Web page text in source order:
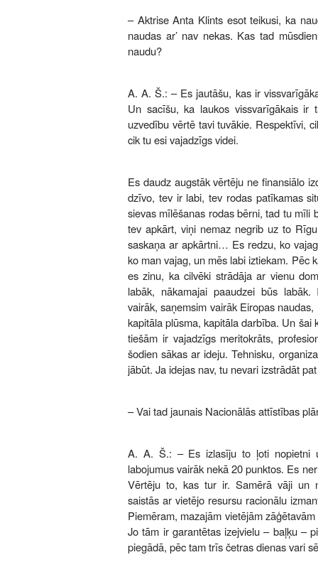
– Aktrise Anta Klints esot teikusi, ka
naudas ar’ nav nekas. Kas tad
naudu?
A. A. Š.: – Es jautāšu, kas ir
Un sacīšu, ka laukos vissvarīgākais ir
uzvedību vērtē tavi tuvākie. Respektīvi,
cik tu esi vajadzīgs videi.
Es daudz augstāk vērtēju ne finansiālo
dzīvo, tev ir labi, tev rodas patīkamas
sievas mīlēšanas rodas bērni, tad tu mīli
tev apkārt, viņi nemaz negrib uz to
saskaņa ar apkārtni… Es redzu, ko
ko man vajag, un mēs labi iztiekam. Pēc
es zinu, ka cilvēki strādāja ar vienu
labāk, nākamajai paaudzei būs
vairāk, saņemsim vairāk Eiropas
kapitāla plūsma, kapitāla darbība. Un šai
tiešām ir vajadzīgs meritokrāts,
šodien sākas ar ideju. Tehnisku,
jābūt. Ja idejas nav, tu nevari izstrādāt
– Vai tad jaunais Nacionālās attīstības
A. A. Š.: – Es izlasīju to ļoti nopietni
labojumus vairāk nekā 20 punktos. Es
Vērtēju to, kas tur ir. Samērā vāji un
saistās ar vietējo resursu racionālu
Piemēram, mazajām vietējām
Jo tām ir garantētas izejvielu – baļķu –
piegādā, pēc tam trīs četras dienas vari